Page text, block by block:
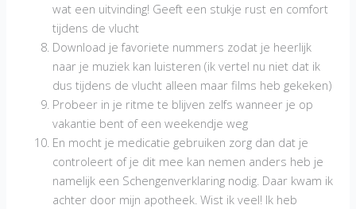
wat een uitvinding! Geeft een stukje rust en comfort
tijdens de vlucht
Download je favoriete nummers zodat je heerlijk
naar je muziek kan luisteren (ik vertel nu niet dat ik
dus tijdens de vlucht alleen maar films heb gekeken)
Probeer in je ritme te blijven zelfs wanneer je op
vakantie bent of een weekendje weg
En mocht je medicatie gebruiken zorg dan dat je
controleert of je dit mee kan nemen anders heb je
namelijk een Schengenverklaring nodig. Daar kwam ik
achter door mijn apotheek. Wist ik veel! Ik heb